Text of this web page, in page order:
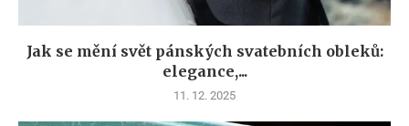
Jak se mění svět pánských svatebních obleků:
elegance,...
11. 12. 2025